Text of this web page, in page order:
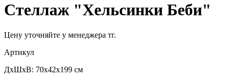
Стеллаж "Хельсинки Беби"
Цену уточняйте у менеджера тг.
Артикул
ДхШхВ: 70х42х199 см